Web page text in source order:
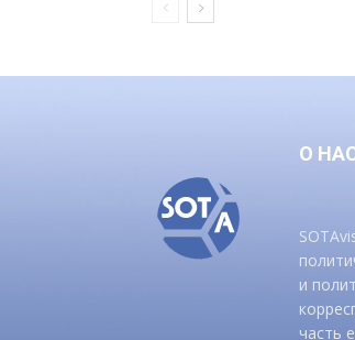
О
и
часть